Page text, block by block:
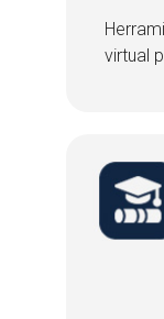
virtual
virtual